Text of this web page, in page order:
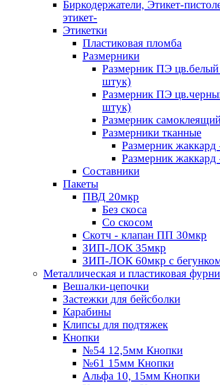
Биркодержатели, Этикет-
этикет-
Этикетки
Пластиковая пломба
Размерники
Размерник ПЭ цв.белый
штук)
Размерник ПЭ
штук)
Размерник
Размерники тканные
Размерник
Размерник
Составники
Пакеты
ПВД 20мкр
Без скоса
Со скосом
Скотч - клапан ПП 30мкр
ЗИП-ЛОК 35мкр
ЗИП-ЛОК 60мкр с
Металлическая и пластиковая
Вешалки-цепочки
Застежки для бейсболки
Карабины
Клипсы для подтяжек
Кнопки
№54 12,5мм Кнопки
№61 15мм Кнопки
Альфа 10, 15мм Кнопки